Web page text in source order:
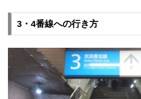
3・4番線への行き方